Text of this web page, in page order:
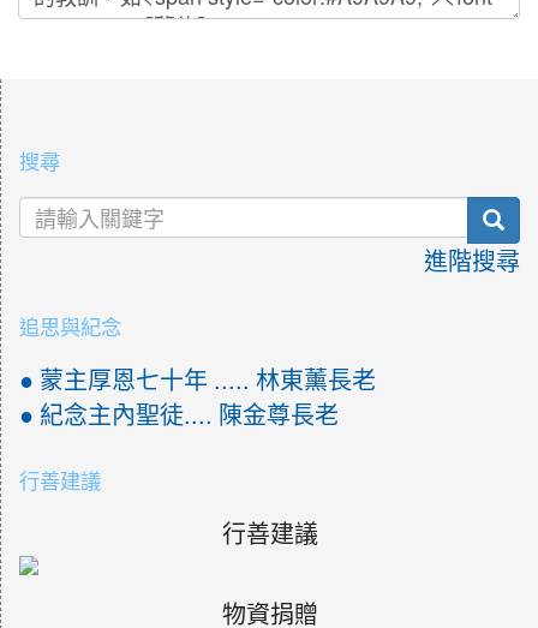
搜尋
進階搜尋
追思與紀念
● 蒙主厚恩七十年 ..... 林東薰長老
● 紀念主內聖徒.... 陳金尊長老
行善建議
行善建議
物資捐贈